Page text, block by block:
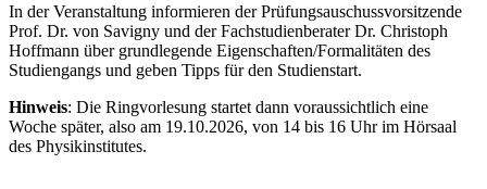
In der Veranstaltung informieren der Prüfungsauschussvorsitzende
Prof. Dr. von Savigny und der Fachstudienberater Dr. Christoph
Hoffmann über grundlegende Eigenschaften/Formalitäten des
Studiengangs und geben Tipps für den Studienstart.
Hinweis: Die Ringvorlesung startet dann voraussichtlich eine
Woche später, also am 19.10.2026, von 14 bis 16 Uhr im Hörsaal
des Physikinstitutes.